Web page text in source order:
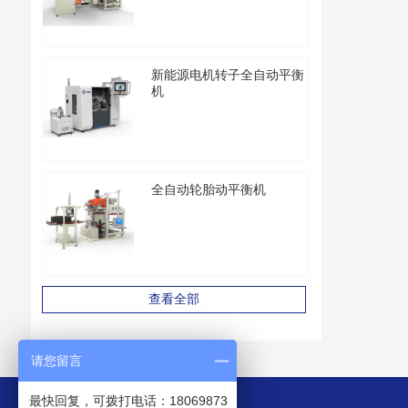
新能源电机转子全自动平衡
机
全自动轮胎动平衡机
查看全部
请您留言
最快回复，可拨打电话：18069873